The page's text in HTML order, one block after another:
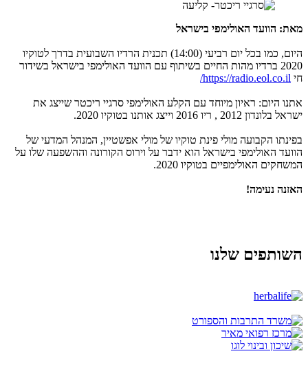
מאת: הוועד האולימפי בישראל
היום, כמו בכל יום רביעי (14:00) תכנית הרדיו השבועית בדרך לטוקיו
2020 ברדיו מהות החיים בשיתוף עם הוועד האולימפי בישראל בשידור
חי https://radio.eol.co.il/
אתנו היום: ראיון מיוחד עם הקלע האולימפי סרגיי ריכטר שייצג את
ישראל בלונדון 2012 , ריו 2016 וייצג אותנו בטוקיו 2020.
בפינתו הקבועה מולי פינת טוקיו של מולי אפשטיין, המנהל המדעי של
הוועד האולימפי בישראל הוא ידבר על וירוס הקורונה וההשפעה שלו על
המשחקים האולימפיים בטוקיו 2020.
האזנה נעימה!
השותפים שלנו